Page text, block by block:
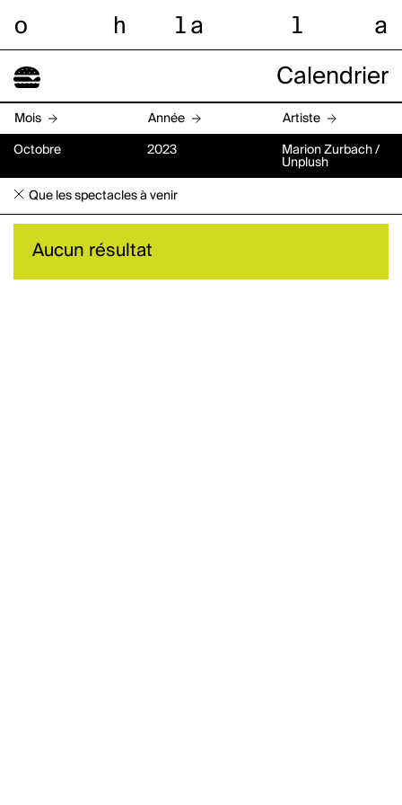
o h l a l a
Calendrier
Mois Année Artiste
Octobre 2023
Marion Zurbach /
Unplush
Que les spectacles à venir
Aucun résultat